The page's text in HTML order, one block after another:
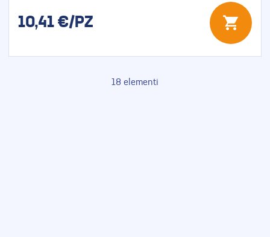
10,41 €/PZ
18 elementi